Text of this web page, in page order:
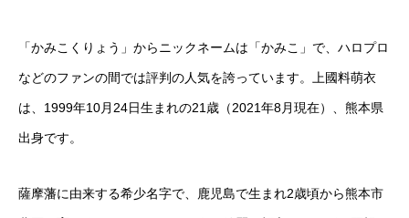
「かみこくりょう」からニックネームは「かみこ」で、ハロプロ
などのファンの間では評判の人気を誇っています。上國料萌衣
は、1999年10月24日生まれの21歳（2021年8月現在）、熊本県
出身です。
薩摩藩に由来する希少名字で、鹿児島で生まれ2歳頃から熊本市